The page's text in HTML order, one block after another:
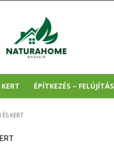
ÉPÍTKEZÉS – FELÚJÍTÁS
KERT